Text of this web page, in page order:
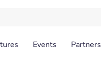
Events Partners